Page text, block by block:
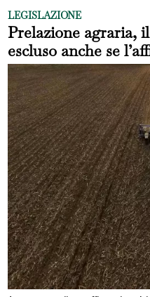
LEGISLAZIONE
Prelazione agraria,
escluso anche se